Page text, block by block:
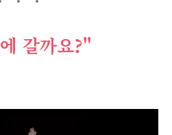
갈까요?"